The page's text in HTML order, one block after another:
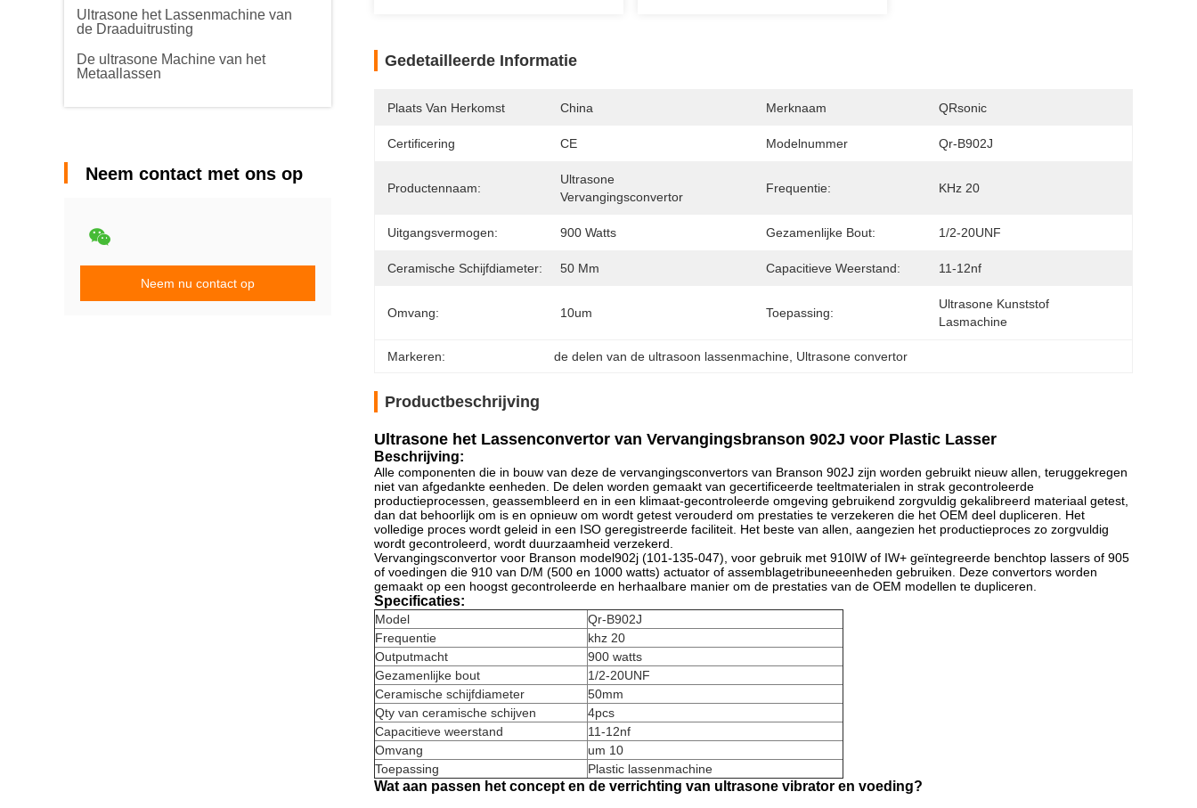
Ultrasone het Lassenmachine van
de Draaduitrusting
De ultrasone Machine van het
Metaallassen
Neem contact met ons op
Neem nu contact op
Gedetailleerde Informatie
Plaats Van Herkomst China Merknaam QRsonic
Certificering CE Modelnummer Qr-B902J
Productennaam:
Ultrasone
Vervangingsconvertor
Frequentie: KHz 20
Uitgangsvermogen: 900 Watts Gezamenlijke Bout: 1/2-20UNF
Ceramische Schijfdiameter: 50 Mm Capacitieve Weerstand: 11-12nf
Omvang: 10um Toepassing:
Ultrasone Kunststof
Lasmachine
Markeren: de delen van de ultrasoon lassenmachine Ultrasone convertor
Productbeschrijving
Ultrasone het Lassenconvertor van Vervangingsbranson 902J voor Plastic Lasser
Beschrijving:
Alle componenten die in bouw van deze de vervangingsconvertors van Branson 902J zijn worden gebruikt nieuw allen, teruggekregen
niet van afgedankte eenheden. De delen worden gemaakt van gecertificeerde teeltmaterialen in strak gecontroleerde
productieprocessen, geassembleerd en in een klimaat-gecontroleerde omgeving gebruikend zorgvuldig gekalibreerd materiaal getest,
dan dat behoorlijk om is en opnieuw om wordt getest verouderd om prestaties te verzekeren die het OEM deel dupliceren. Het
volledige proces wordt geleid in een ISO geregistreerde faciliteit. Het beste van allen, aangezien het productieproces zo zorgvuldig
wordt gecontroleerd, wordt duurzaamheid verzekerd.
Vervangingsconvertor voor Branson model902j (101-135-047), voor gebruik met 910IW of IW+ geïntegreerde benchtop lassers of 905
of voedingen die 910 van D/M (500 en 1000 watts) actuator of assemblagetribuneeenheden gebruiken. Deze convertors worden
gemaakt op een hoogst gecontroleerde en herhaalbare manier om de prestaties van de OEM modellen te dupliceren.
Specificaties:
Model
Qr-B902J
Frequentie
khz 20
Outputmacht
900 watts
Gezamenlijke bout
1/2-20UNF
Ceramische schijfdiameter
50mm
Qty van ceramische schijven
4pcs
Capacitieve weerstand
11-12nf
Omvang
um 10
Toepassing
Plastic lassenmachine
Wat aan passen het concept en de verrichting van ultrasone vibrator en voeding?